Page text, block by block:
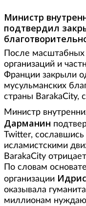
Министр
подтвердил
После масштабных
организаций и
Франции закрыли
мусульманских
страны BarakaCity,
Министр
Дарманин
Twitter,
исламистскими
BarakaCity
По словам
организации
оказывала
миллионам